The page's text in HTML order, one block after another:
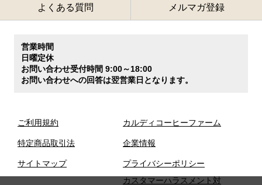
よくある質問 メルマガ登録
営業時間
日曜定休
お問い合わせ受付時間 9:00～18:00
お問い合わせへの回答は翌営業日となります。
ご利用規約
特定商品取引法
サイトマップ
カルディコーヒーファーム
企業情報
プライバシーポリシー
カスタマーハラスメント対